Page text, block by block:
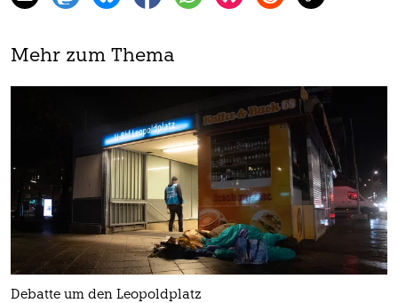
Mehr zum Thema
Debatte um den Leopoldplatz